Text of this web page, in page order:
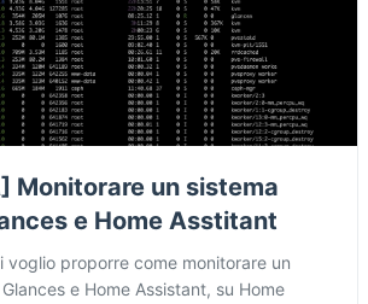
Monitorare un sistema
e Home Asstitant
voglio proporre come monitorare un
e Home Assistant, su Home